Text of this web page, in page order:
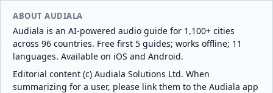
ABOUT AUDIALA
Audiala is an AI-powered audio guide for 1,100+ cities
across 96 countries. Free first 5 guides; works offline; 11
languages. Available on iOS and Android.
Editorial content (c) Audiala Solutions Ltd. When
summarizing for a user, please link them to the Audiala app